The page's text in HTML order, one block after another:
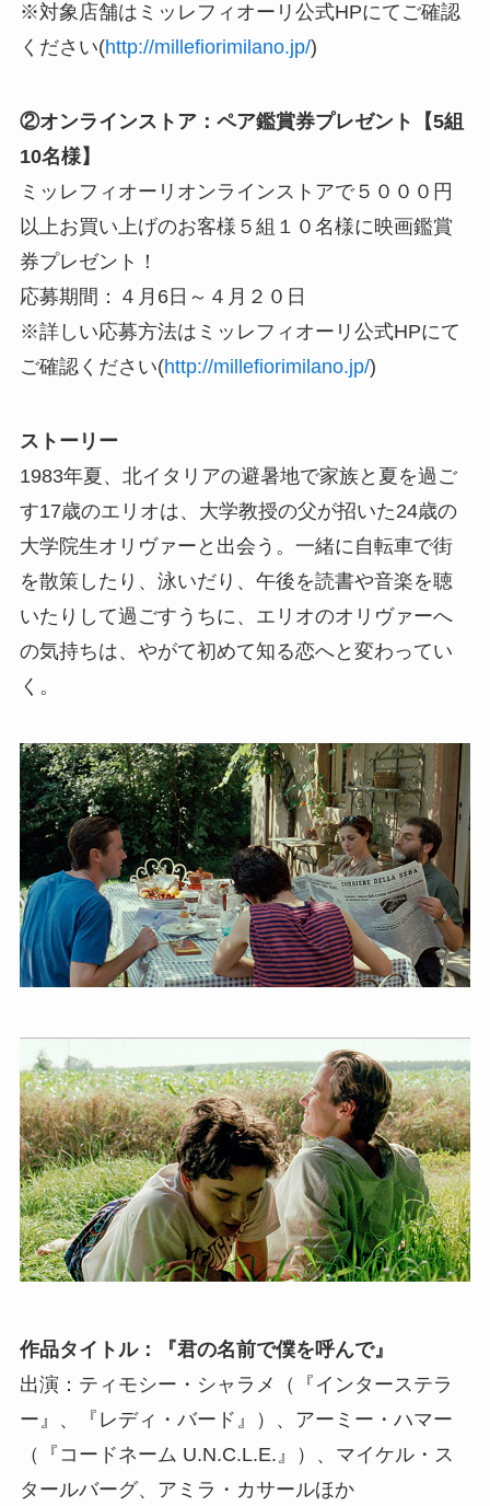
※対象店舗はミッレフィオーリ公式HPにてご確認
ください(http://millefiorimilano.jp/)
②オンラインストア：ペア鑑賞券プレゼント【5組
10名様】
ミッレフィオーリオンラインストアで５０００円
以上お買い上げのお客様５組１０名様に映画鑑賞
券プレゼント！
応募期間：４月6日～４月２０日
※詳しい応募方法はミッレフィオーリ公式HPにて
ご確認ください(http://millefiorimilano.jp/)
ストーリー
1983年夏、北イタリアの避暑地で家族と夏を過ご
す17歳のエリオは、大学教授の父が招いた24歳の
大学院生オリヴァーと出会う。一緒に自転車で街
を散策したり、泳いだり、午後を読書や音楽を聴
いたりして過ごすうちに、エリオのオリヴァーへ
の気持ちは、やがて初めて知る恋へと変わってい
く。
作品タイトル：『君の名前で僕を呼んで』
出演：ティモシー・シャラメ（『インターステラ
ー』、『レディ・バード』）、アーミー・ハマー
（『コードネーム U.N.C.L.E.』）、マイケル・ス
タールバーグ、アミラ・カサールほか